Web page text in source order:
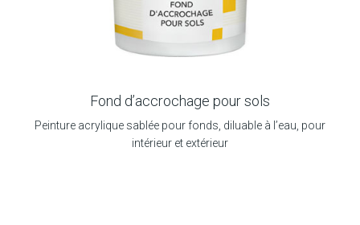
Fond d’accrochage pour sols
Peinture acrylique sablée pour fonds, diluable à l’eau, pour
intérieur et extérieur